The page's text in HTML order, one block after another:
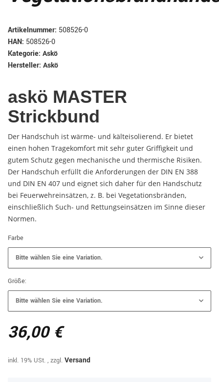
Artikelnummer: 508526-0
HAN: 508526-0
Kategorie: Askö
Hersteller: Askö
askö MASTER
Strickbund
Der Handschuh ist wärme- und kälteisolierend. Er bietet
einen hohen Tragekomfort mit sehr guter Griffigkeit und
gutem Schutz gegen mechanische und thermische Risiken.
Der Handschuh erfüllt die Anforderungen der DIN EN 388
und DIN EN 407 und eignet sich daher für den Handschutz
bei Feuerwehreinsätzen, z. B. bei Vegetationsbränden,
einschließlich Such- und Rettungseinsätzen im Sinne dieser
Normen.
Farbe
Bitte wählen Sie eine Variation.
Größe:
Bitte wählen Sie eine Variation.
36,00 €
inkl. 19% USt. , zzgl. Versand